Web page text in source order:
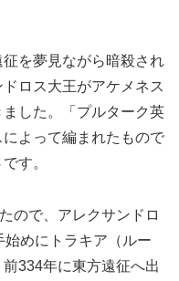
を夢見ながら暗殺され
ロス大王がアケメネス
した。「プルターク英
よって編まれたもので
す。
ので、アレクサンドロ
めにトラキア（ルー
334年に東方遠征へ出